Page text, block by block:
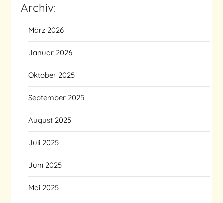
Archiv:
März 2026
Januar 2026
Oktober 2025
September 2025
August 2025
Juli 2025
Juni 2025
Mai 2025